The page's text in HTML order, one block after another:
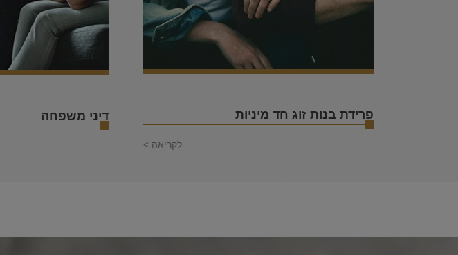
פרידת בנות זוג חד מיניות
לקריאה >
דיני משפחה